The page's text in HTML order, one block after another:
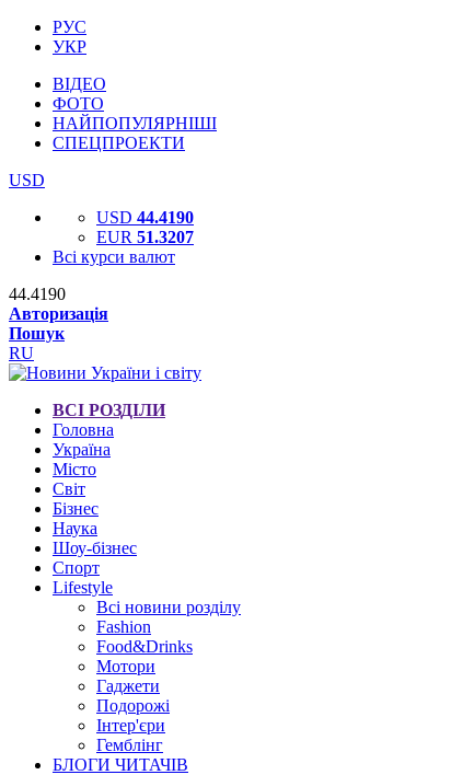
РУС
УКР
ВІДЕО
ФОТО
НАЙПОПУЛЯРНІШІ
СПЕЦПРОЕКТИ
USD
USD 44.4190
EUR 51.3207
Всі курси валют
44.4190
Авторизація
Пошук
RU
ВСІ РОЗДІЛИ
Головна
Україна
Місто
Світ
Бізнес
Наука
Шоу-бізнес
Спорт
Lifestyle
Всі новини розділу
Fashion
Food&Drinks
Мотори
Гаджети
Подорожі
Інтер'єри
Гемблінг
БЛОГИ ЧИТАЧІВ